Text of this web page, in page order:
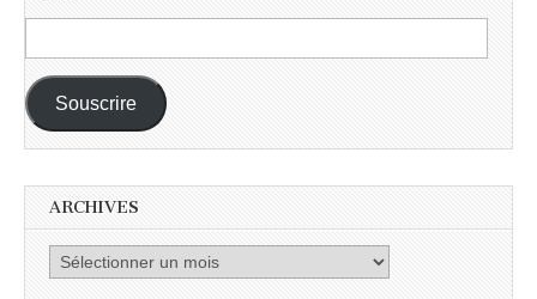
e-
mail :
Souscrire
ARCHIVES
Archives